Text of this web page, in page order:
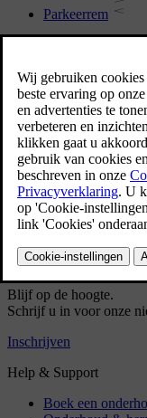
Parkeerrem
Specificaties van
Automatische
Automatische
Automatisch
Hulp tijdens het
Regeneratief